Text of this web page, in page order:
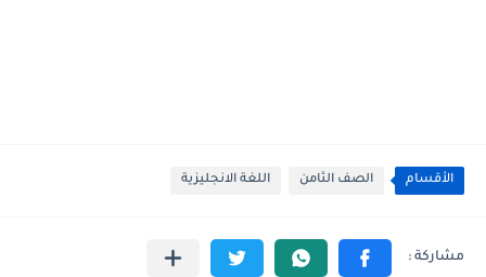
الأقسام الصف الثامن اللغة الانجليزية